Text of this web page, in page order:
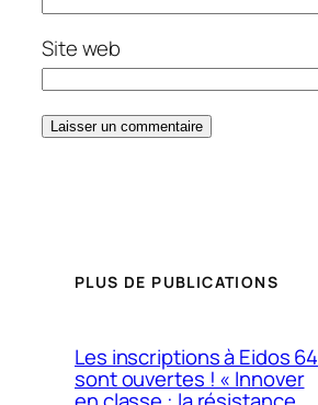
Site web
PLUS DE PUBLICATIONS
Les inscriptions à Eidos 64
sont ouvertes ! « Innover